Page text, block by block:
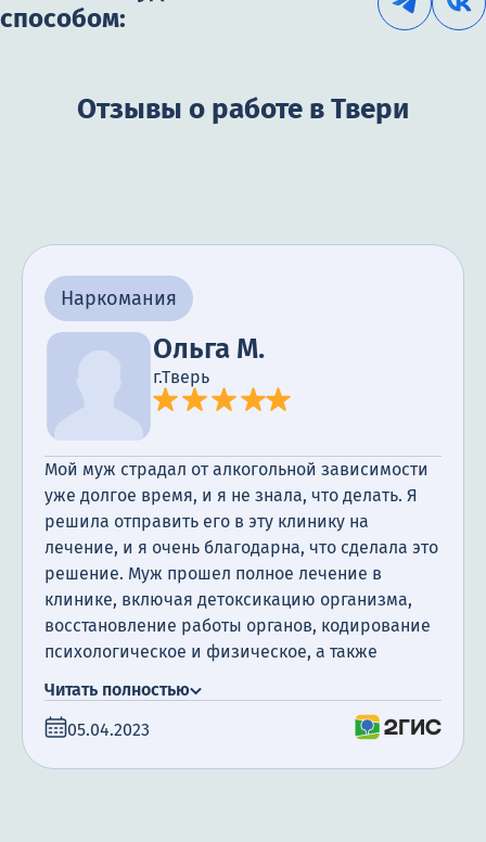
способом:
Отзывы о работе в Твери
Наркомания
Ольга М.
г.Тверь
Мой муж страдал от алкогольной зависимости
уже долгое время, и я не знала, что делать. Я
решила отправить его в эту клинику на
лечение, и я очень благодарна, что сделала это
решение. Муж прошел полное лечение в
клинике, включая детоксикацию организма,
восстановление работы органов, кодирование
психологическое и физическое, а также
благодарна за поддержку, которую мы
получили. Сегодня прошло уже полгода с того
Читать полностью
05.04.2023